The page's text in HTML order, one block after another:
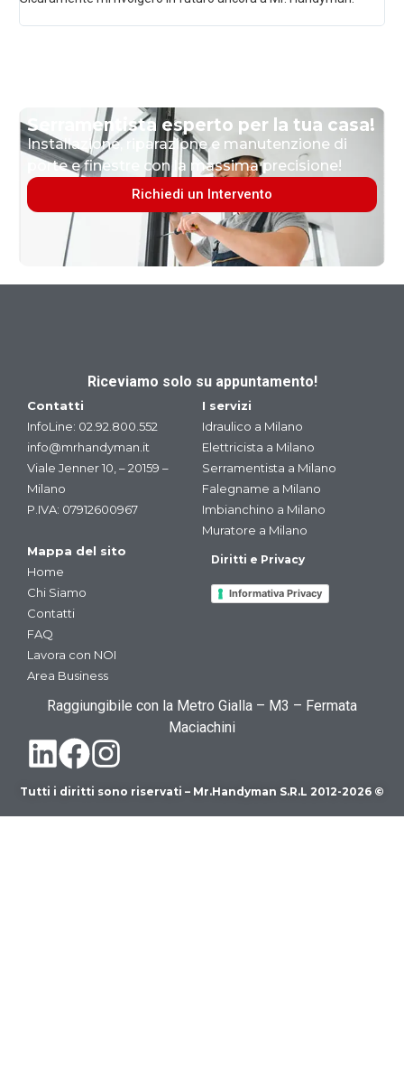
Serramentista esperto per la tua casa!
Installazione, riparazione e manutenzione di
porte e finestre con la massima precisione!
Richiedi un Intervento
Riceviamo solo su appuntamento!
Contatti
InfoLine: 02.92.800.552
info@mrhandyman.it
Viale Jenner 10, – 20159 –
Milano
P.IVA: 07912600967
I servizi
Idraulico a Milano
Elettricista a Milano
Serramentista a Milano
Falegname a Milano
Imbianchino a Milano
Muratore a Milano
Mappa del sito
Home
Chi Siamo
Contatti
FAQ
Lavora con NOI
Area Business
Diritti e Privacy
Informativa Privacy
Raggiungibile con la Metro Gialla – M3 – Fermata
Maciachini
Tutti i diritti sono riservati – Mr.Handyman S.R.L 2012-2026 ©